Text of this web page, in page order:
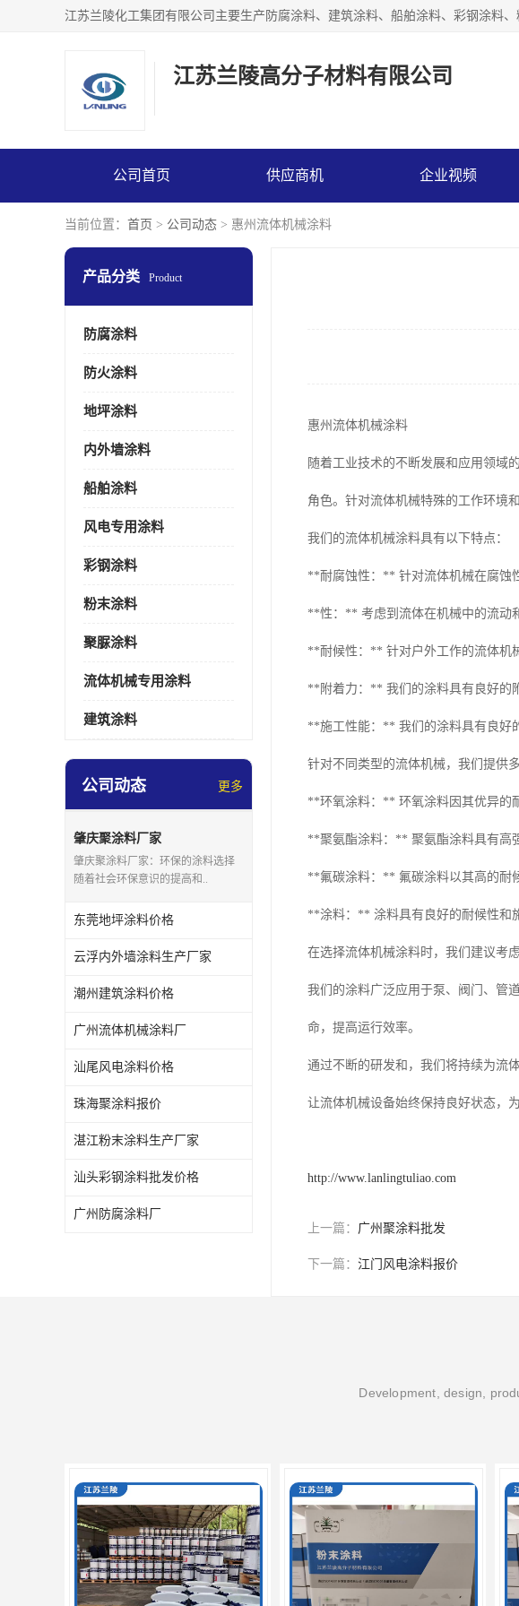
江苏兰陵高分子材料有限公司
公司首页 供应商机 企业视频
当前位置： 首页 > 公司动态 > 惠州流体机械涂料
产品分类 Product
防腐涂料
防火涂料
地坪涂料
内外墙涂料
船舶涂料
风电专用涂料
彩钢涂料
粉末涂料
聚脲涂料
流体机械专用涂料
建筑涂料
公司动态 更多
肇庆聚涂料厂家
肇庆聚涂料厂家：环保的涂料选择
随着社会环保意识的提高和..
东莞地坪涂料价格
云浮内外墙涂料生产厂家
潮州建筑涂料价格
广州流体机械涂料厂
汕尾风电涂料价格
珠海聚涂料报价
湛江粉末涂料生产厂家
汕头彩钢涂料批发价格
广州防腐涂料厂
惠州流体机械涂料
随着工业技术的不断发展和应用领域
角色。针对流体机械特殊的工作环境
我们的流体机械涂料具有以下特点：
**耐腐蚀性：** 针对流体机械在腐蚀
**性：** 考虑到流体在机械中的流动
**耐候性：** 针对户外工作的流体机
**附着力：** 我们的涂料具有良好的
**施工性能：** 我们的涂料具有良好
针对不同类型的流体机械，我们提供
**环氧涂料：** 环氧涂料因其优异的
**聚氨酯涂料：** 聚氨酯涂料具有高
**氟碳涂料：** 氟碳涂料以其高的耐
**涂料：** 涂料具有良好的耐候性和
在选择流体机械涂料时，我们建议考
我们的涂料广泛应用于泵、阀门、管
命，提高运行效率。
通过不断的研发和，我们将持续为流
让流体机械设备始终保持良好状态，
http://www.lanlingtuliao.com
上一篇： 广州聚涂料批发
下一篇： 江门风电涂料报价
Development, design,